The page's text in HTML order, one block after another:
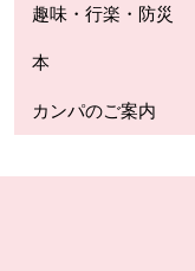
趣味・行楽・防災
本
カンパのご案内